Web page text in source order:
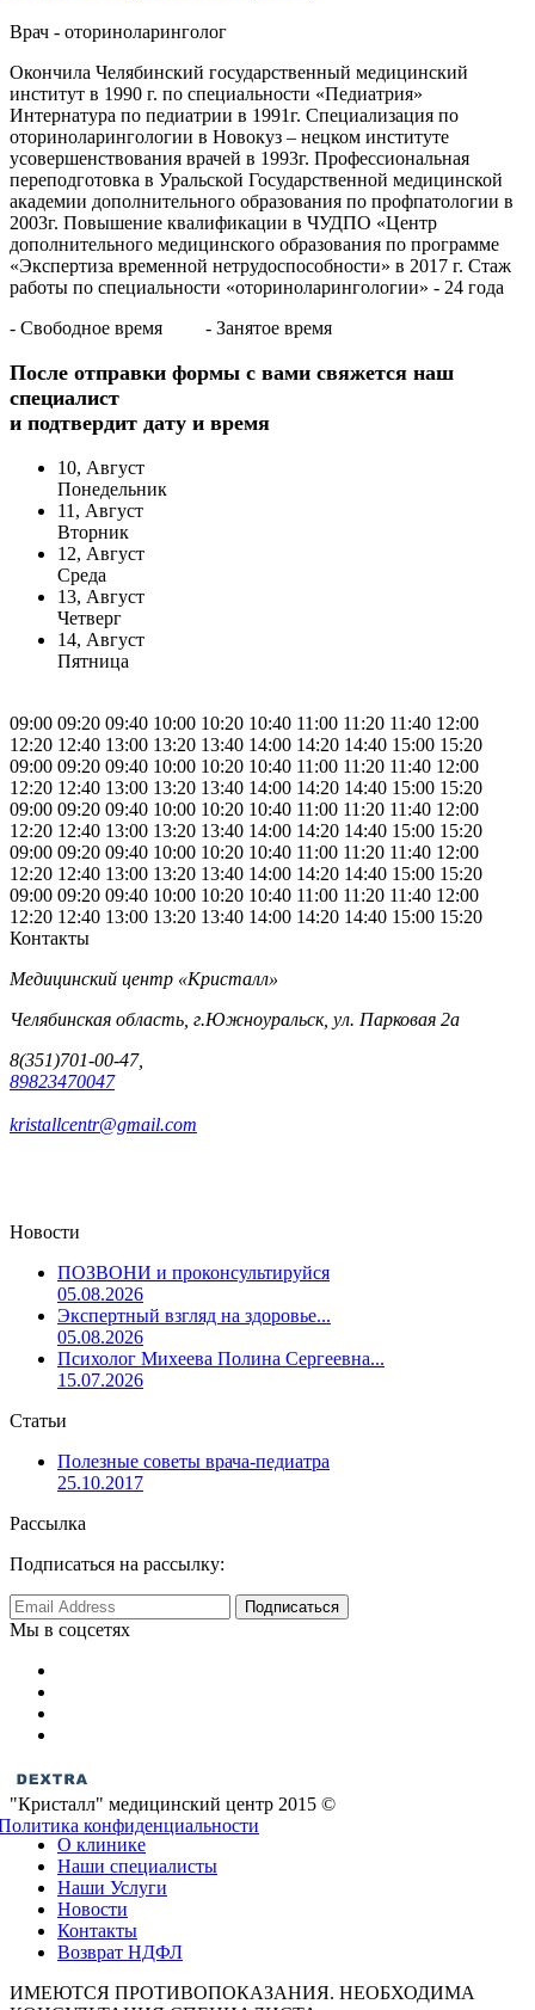
Врач - оториноларинголог
Окончила Челябинский государственный медицинский
институт в 1990 г. по специальности «Педиатрия»
Интернатура по педиатрии в 1991г. Специализация по
оториноларингологии в Новокуз – нецком институте
усовершенствования врачей в 1993г. Профессиональная
переподготовка в Уральской Государственной медицинской
академии дополнительного образования по профпатологии в
2003г. Повышение квалификации в ЧУДПО «Центр
дополнительного медицинского образования по программе
«Экспертиза временной нетрудоспособности» в 2017 г. Стаж
работы по специальности «оториноларингологии» - 24 года
- Свободное время
- Занятое время
После отправки формы с вами свяжется наш
специалист
и подтвердит дату и время
10, Август
Понедельник
11, Август
Вторник
12, Август
Среда
13, Август
Четверг
14, Август
Пятница
09:00 09:20 09:40 10:00 10:20 10:40 11:00 11:20 11:40 12:00
12:20 12:40 13:00 13:20 13:40 14:00 14:20 14:40 15:00 15:20
09:00 09:20 09:40 10:00 10:20 10:40 11:00 11:20 11:40 12:00
12:20 12:40 13:00 13:20 13:40 14:00 14:20 14:40 15:00 15:20
09:00 09:20 09:40 10:00 10:20 10:40 11:00 11:20 11:40 12:00
12:20 12:40 13:00 13:20 13:40 14:00 14:20 14:40 15:00 15:20
09:00 09:20 09:40 10:00 10:20 10:40 11:00 11:20 11:40 12:00
12:20 12:40 13:00 13:20 13:40 14:00 14:20 14:40 15:00 15:20
09:00 09:20 09:40 10:00 10:20 10:40 11:00 11:20 11:40 12:00
12:20 12:40 13:00 13:20 13:40 14:00 14:20 14:40 15:00 15:20
Контакты
Медицинский центр «Кристалл»
Челябинская область, г.Южноуральск, ул. Парковая 2а
8(351)701-00-47,
89823470047
kristallcentr@gmail.com
Новости
ПОЗВОНИ и проконсультируйся
05.08.2026
Экспертный взгляд на здоровье...
05.08.2026
Психолог Михеева Полина Сергеевна...
15.07.2026
Статьи
Полезные советы врача-педиатра
25.10.2017
Рассылка
Подписаться на рассылку:
Мы в соцсетях
"Кристалл" медицинский центр 2015 ©
конфиденциальности
О клинике
Наши специалисты
Наши Услуги
Новости
Контакты
Возврат НДФЛ
ИМЕЮТСЯ ПРОТИВОПОКАЗАНИЯ. НЕОБХОДИМА